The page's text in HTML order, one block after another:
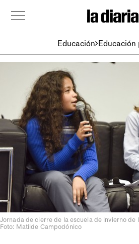
Educación Educación
Jornada de cierre de la escuela de invierno de
Foto: Matilde Campodónico